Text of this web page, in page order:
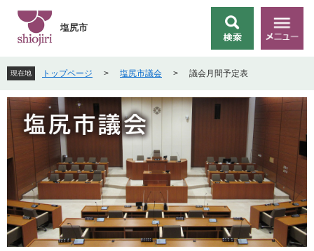
先
頭
で
を
飛
ば
索
メ
ニ
塩尻市
現在地 トップページ > 塩尻市議会 > 議会月間予定表